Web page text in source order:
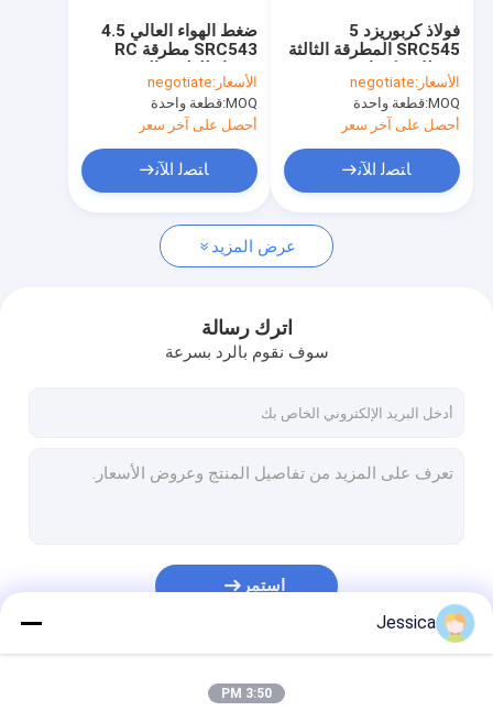
ضغط الهواء العالي 4.5
SRC543 مطرقة RC
والتعدين
الأسعار:negotiate
MOQ: قطعة واحدة
أحصل على آخر سعر
ﺎﺘﺼﻟ ﺍﻶﻧ
فولاذ كربوريزد 5
SRC545 المطرقة الثالثة
الجيولوجي والتعدين
الأسعار:negotiate
MOQ: قطعة واحدة
أحصل على آخر سعر
ﺎﺘﺼﻟ ﺍﻶﻧ
عرض المزيد
اترك رسالة
سوف نقوم بالرد بسرعة
استمر
Jessica
3:50 PM